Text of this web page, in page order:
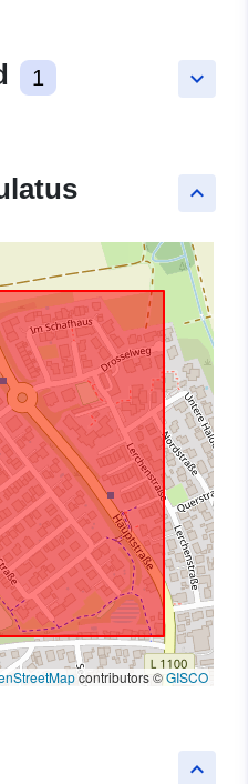
keyboard_arrow_down
1
keyboard_arrow_up
contributors ©GISCO
keyboard_arrow_up